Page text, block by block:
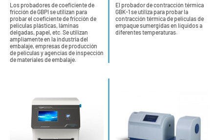
Los probadores de coeficiente de
fricción de GBPI se utilizan para
probar el coeficiente de fricción de
películas plásticas, láminas
delgadas, papel, etc. Se utilizan
ampliamente en la industria del
embalaje, empresas de producción
de películas y agencias de inspección
de materiales de embalaje.
El probador de contracción térmica
GBK-1 se utiliza para probar la
contracción térmica de películas de
empaque sumergidas en líquidos a
diferentes temperaturas.